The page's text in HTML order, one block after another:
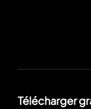
Télécharger